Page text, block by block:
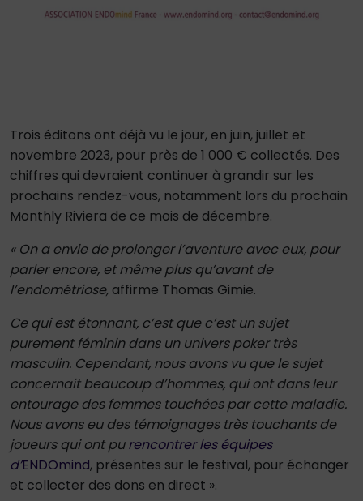
Trois éditons ont déjà vu le jour, en juin, juillet et
novembre 2023, pour près de 1 000 € collectés. Des
chiffres qui devraient continuer à grandir sur les
prochains rendez-vous, notamment lors du prochain
Monthly Riviera de ce mois de décembre.
« On a envie de prolonger l’aventure avec eux, pour
parler encore, et même plus qu’avant de
l’endométriose, affirme Thomas Gimie.
Ce qui est étonnant, c’est que c’est un sujet
purement féminin dans un univers poker très
masculin. Cependant, nous avons vu que le sujet
concernait beaucoup d’hommes, qui ont dans leur
entourage des femmes touchées par cette maladie.
Nous avons eu des témoignages très touchants de
joueurs qui ont purencontrer les équipes
d’ENDOmind, présentes sur le festival, pour échanger
et collecter des dons en direct ».